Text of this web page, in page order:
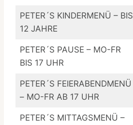
PETER´S KINDERMENÜ – BIS
12 JAHRE
PETER´S PAUSE – MO-FR
BIS 17 UHR
PETER´S FEIERABENDMENÜ
– MO-FR AB 17 UHR
PETER´S MITTAGSMENÜ –